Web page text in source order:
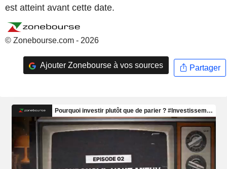
est atteint avant cette date.
© Zonebourse.com - 2026
Ajouter Zonebourse à vos sources Partager